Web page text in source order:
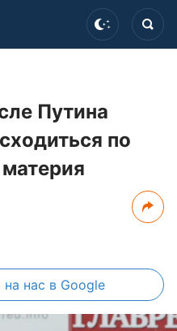
Путина
по
на нас в Google